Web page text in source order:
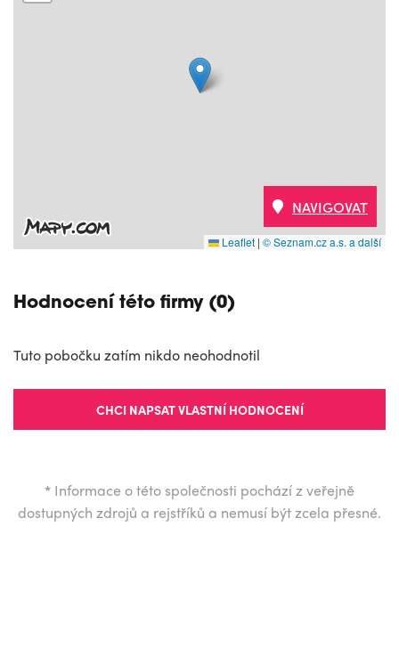
Leaflet | © Seznam.cz a.s. a další
NAVIGOVAT
Hodnocení této firmy (0)
Tuto pobočku zatím nikdo neohodnotil
CHCI NAPSAT VLASTNÍ HODNOCENÍ
* Informace o této společnosti pochází z veřejně
dostupných zdrojů a rejstříků a nemusí být zcela přesné.